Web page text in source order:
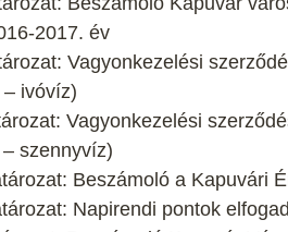
2017. év
Vagyonkezelési
ivóvíz)
Vagyonkezelési
szennyvíz)
Beszámoló a Kapuvári
Napirendi pontok